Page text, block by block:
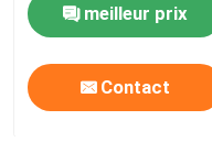
permanentemeilleur prix
Contact